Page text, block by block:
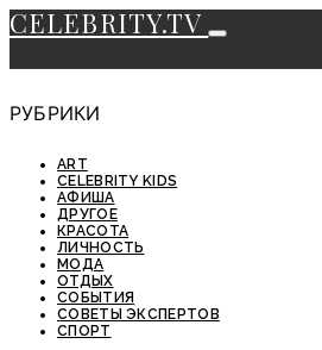
CELEBRITY.TV
РУБРИКИ
ART
CELEBRITY KIDS
АФИША
ДРУГОЕ
КРАСОТА
ЛИЧНОСТЬ
МОДА
ОТДЫХ
СОБЫТИЯ
СОВЕТЫ ЭКСПЕРТОВ
СПОРТ